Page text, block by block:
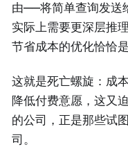
由——将简单查询发送
实际上需要更深层推
节省成本的优化恰恰
这就是死亡螺旋：成
降低付费意愿，这又
的公司，正是那些试
司。